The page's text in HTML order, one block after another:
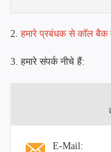
2. हमारे प्रबंधक से कॉल बैक
3. हमारे संपर्क नीचे हैं:
E-Mail: